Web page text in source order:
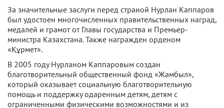
За значительные заслуги перед страной Нурлан Каппаров
был удостоен многочисленных правительственных наград,
медалей и грамот от Главы государства и Премьер-
министра Казахстана. Также награжден орденом
«Құрмет».
В 2005 году Нурланом Каппаровым создан
благотворительный общественный фонд «Жамбыл»,
который оказывает социальную благотворительную
помощь и поддержку одаренным детям, детям с
ограниченными физическими возможностями и из